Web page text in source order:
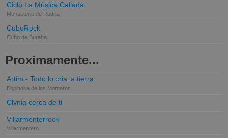
Ciclo La Música Callada
Monasterio de Rodilla
CuboRock
Cubo de Bureba
Proximamente...
Artim - Todo lo cria la tierra
Espinosa de los Monteros
Clvnia cerca de ti
Villarmenterrock
Villarmentero